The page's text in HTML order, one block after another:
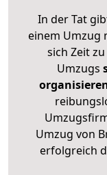
In der Tat
einem Umzug
sich Zeit
Umzugs
Umzug von
erfolgreich